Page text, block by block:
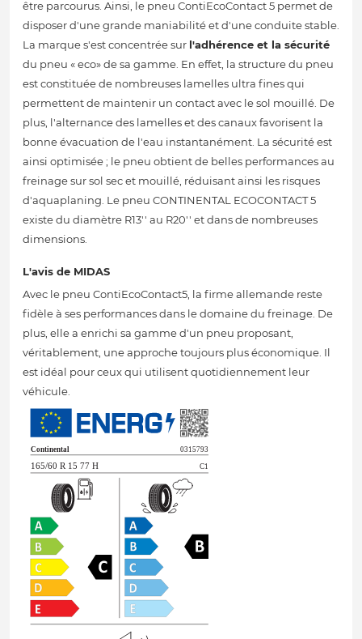
être parcourus. Ainsi, le pneu ContiEcoContact 5 permet de
disposer d'une grande maniabilité et d'une conduite stable.
La marque s'est concentrée sur l'adhérence et la sécurité
du pneu « eco» de sa gamme. En effet, la structure du pneu
est constituée de nombreuses lamelles ultra fines qui
permettent de maintenir un contact avec le sol mouillé. De
plus, l'alternance des lamelles et des canaux favorisent la
bonne évacuation de l'eau instantanément. La sécurité est
ainsi optimisée ; le pneu obtient de belles performances au
freinage sur sol sec et mouillé, réduisant ainsi les risques
d'aquaplaning. Le pneu CONTINENTAL ECOCONTACT 5
existe du diamètre R13'' au R20'' et dans de nombreuses
dimensions.
L'avis de MIDAS
Avec le pneu ContiEcoContact5, la firme allemande reste
fidèle à ses performances dans le domaine du freinage. De
plus, elle a enrichi sa gamme d'un pneu proposant,
véritablement, une approche toujours plus économique. Il
est idéal pour ceux qui utilisent quotidiennement leur
véhicule.